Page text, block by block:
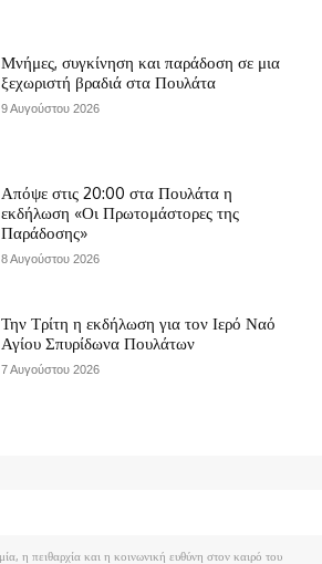
Μνήμες, συγκίνηση και παράδοση σε μια
ξεχωριστή βραδιά στα Πουλάτα
9 Αυγούστου 2026
Απόψε στις 20:00 στα Πουλάτα η
εκδήλωση «Οι Πρωτομάστορες της
Παράδοσης»
8 Αυγούστου 2026
Την Τρίτη η εκδήλωση για τον Ιερό Ναό
Αγίου Σπυρίδωνα Πουλάτων
7 Αυγούστου 2026